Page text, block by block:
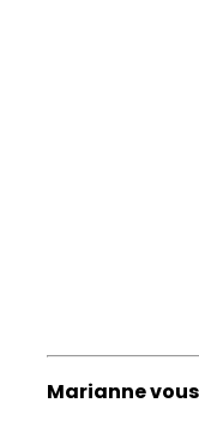
Marianne